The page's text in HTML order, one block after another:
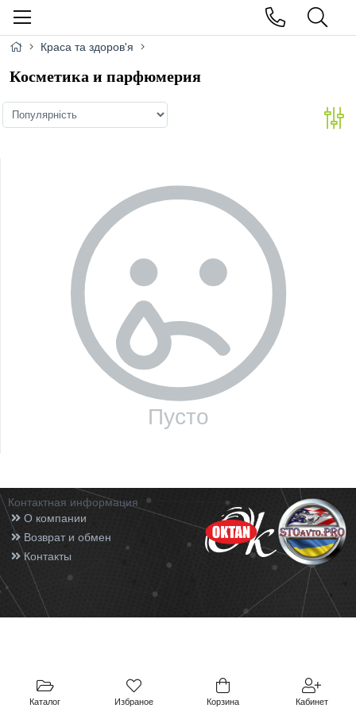
Каталог Избраное Корзина Кабинет
Краса та здоров'я
Косметика и парфюмерия
Пусто
Контактная информация
О компании
Возврат и обмен
Контакты